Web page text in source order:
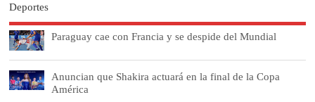
Deportes
Paraguay cae con Francia y se despide del Mundial
Anuncian que Shakira actuará en la final de la Copa
América